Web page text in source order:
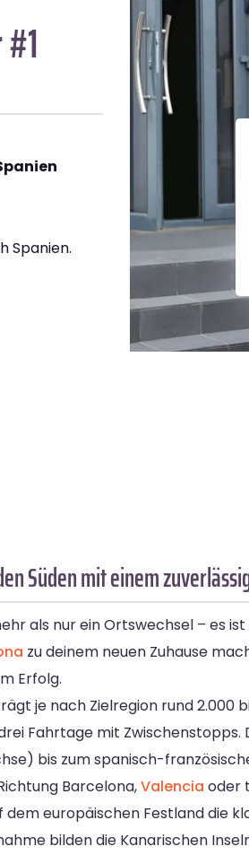
Spanien.
Süden mit einem
als nur ein Ortswechsel – es
zu deinem neuen Zuhause
Erfolg.
je nach Zielregion rund
Fahrtage mit
bis zum spanisch-
Barcelona,Valencia oder
europäischen Festland die
bilden die Kanarischen